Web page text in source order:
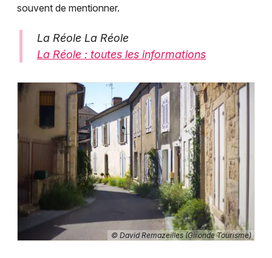
souvent de mentionner.
La Réole La Réole
La Réole : toutes les informations
© David Remazeilles (Gironde Tourisme)